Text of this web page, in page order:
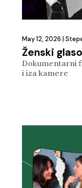
Ženski
May 12, 2026 |
Dokumentarni
i iza kamere